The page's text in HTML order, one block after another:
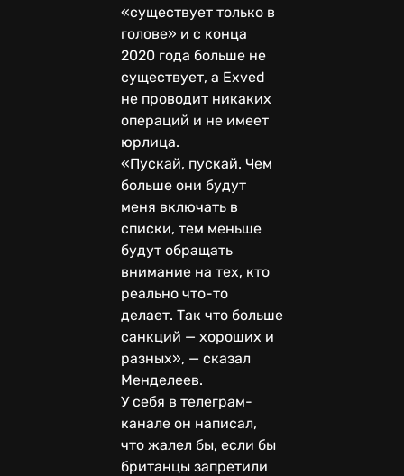
«существует только в
голове» и с конца
2020 года больше не
существует, а Exved
не проводит никаких
операций и не имеет
юрлица.
«Пускай, пускай. Чем
больше они будут
меня включать в
списки, тем меньше
будут обращать
внимание на тех, кто
реально что-то
делает. Так что больше
санкций — хороших и
разных», — сказал
Менделеев.
У себя в телеграм-
канале он написал,
что жалел бы, если бы
британцы запретили